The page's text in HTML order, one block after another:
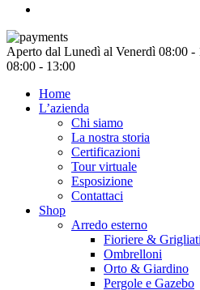
Chiudi
menu
Aperto dal Lunedì al Venerdì 08:00 -
08:00 - 13:00
Home
L’azienda
Chi siamo
La nostra storia
Certificazioni
Tour virtuale
Esposizione
Contattaci
Shop
Arredo esterno
Fioriere & Grigliati
Ombrelloni
Orto & Giardino
Pergole e Gazebo